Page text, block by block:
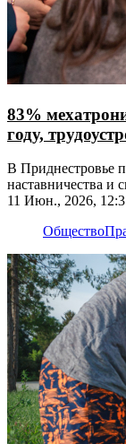
83%
году,
В Приднестровье
наставничества и
11 Июн., 2026,
Общество